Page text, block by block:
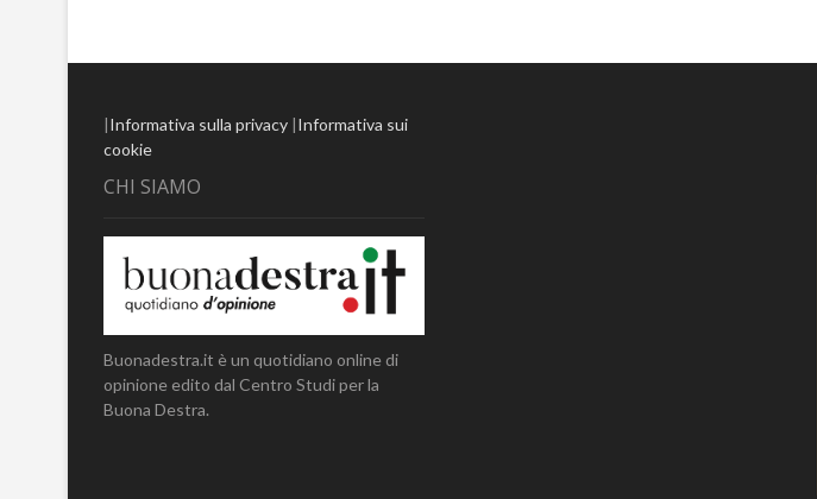
|Informativa sulla privacy |Informativa sui
cookie
CHI SIAMO
Buonadestra.it è un quotidiano online di
opinione edito dal Centro Studi per la
Buona Destra.